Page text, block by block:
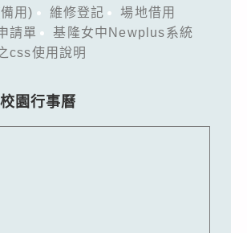
用)
維修登記
場地借用
請單
基隆女中Newplus系統
css使用說明
園行事曆